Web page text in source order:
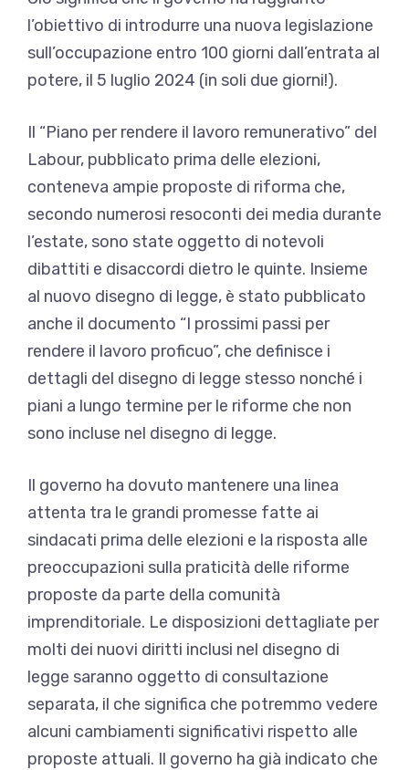
l’obiettivo di introdurre una nuova legislazione
sull’occupazione entro 100 giorni dall’entrata al
potere, il 5 luglio 2024 (in soli due giorni!).
Il “Piano per rendere il lavoro remunerativo” del
Labour, pubblicato prima delle elezioni,
conteneva ampie proposte di riforma che,
secondo numerosi resoconti dei media durante
l’estate, sono state oggetto di notevoli
dibattiti e disaccordi dietro le quinte. Insieme
al nuovo disegno di legge, è stato pubblicato
anche il documento “I prossimi passi per
rendere il lavoro proficuo”, che definisce i
dettagli del disegno di legge stesso nonché i
piani a lungo termine per le riforme che non
sono incluse nel disegno di legge.
Il governo ha dovuto mantenere una linea
attenta tra le grandi promesse fatte ai
sindacati prima delle elezioni e la risposta alle
preoccupazioni sulla praticità delle riforme
proposte da parte della comunità
imprenditoriale. Le disposizioni dettagliate per
molti dei nuovi diritti inclusi nel disegno di
legge saranno oggetto di consultazione
separata, il che significa che potremmo vedere
alcuni cambiamenti significativi rispetto alle
proposte attuali. Il governo ha già indicato che